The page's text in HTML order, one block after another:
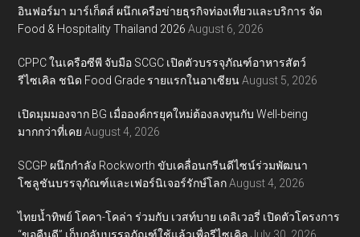
อินฟอร์มา มาร์เก็ตส์ ผนึกเครือข่ายธุรกิจท่องเที่ยวและบริการ จัด
Food & Hospitality Thailand 2026 August 6, 2026
CPPC ในเครือซีพี จับมือ SCGC เปิดตัวบรรจุภัณฑ์อาหารสัตว์
รีไซเคิล ชนิด Food Grade รายแรกในอาเซียน August 5, 2026
เปิดมุมมองจาก BG เมื่อองค์กรยุคใหม่ต้องลงทุนกับ Well-being
มากกว่าที่เคย August 4, 2026
SCGP ผนึกกำลัง Rockworth ขับเคลื่อนกรีนดีไซน์ร่วมพัฒนา
โซลูชันบรรจุภัณฑ์และเฟอร์นิเจอร์รักษ์โลก August 4, 2026
ไทยน้ำทิพย์ โคคา-โคล่า ร่วมกับ เวสท์บาย เดลิเวอรี่ เปิดตัวโครงการ